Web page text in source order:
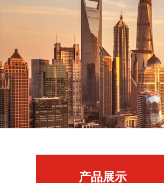
产品展示